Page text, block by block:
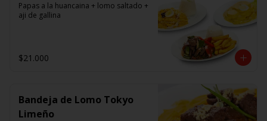
Papas a la huancaina + lomo saltado +
aji de gallina
$21.000
Bandeja de Lomo Tokyo
Limeño